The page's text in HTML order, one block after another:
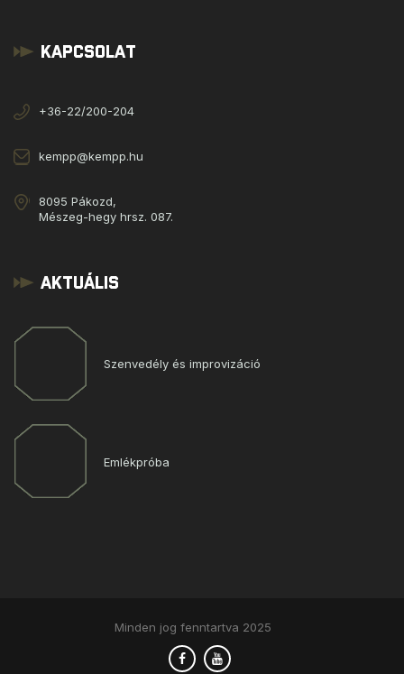
Kapcsolat
+36-22/200-204
kempp@kempp.hu
8095 Pákozd,
Mészeg-hegy hrsz. 087.
Aktuális
Szenvedély és improvizáció
Emlékpróba
Minden jog fenntartva 2025